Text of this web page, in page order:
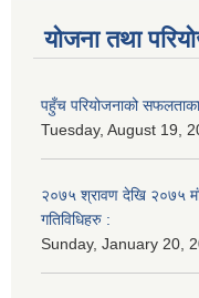
योजना तथा
पहुँच परियोजनाको
Tuesday, August 19,
२०७५ श्रावण देखि २०७५
गतिविधिहरु :
Sunday, January 20,